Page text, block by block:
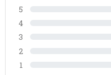
5
4
3
2
1